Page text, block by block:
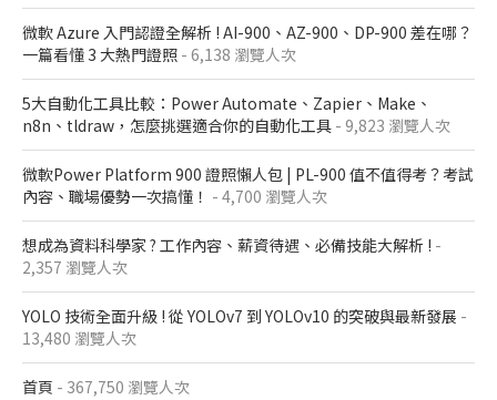
微軟 Azure 入門認證全解析​ ! AI-900、AZ-900、DP-900 差在哪？​
一篇看懂 3 大熱門證照​ - 6,138 瀏覽人次
5大自動化工具比較：Power Automate、Zapier、Make、
n8n、tldraw，怎麼挑選適合你的自動化工具 - 9,823 瀏覽人次
微軟Power Platform 900​ 證照懶人包​ | PL-900 值不值得考？考試
內容、職場優勢一次搞懂​！ - 4,700 瀏覽人次
想成為資料科學家 ? 工作內容、薪資待遇、必備技能大解析 ! -
2,357 瀏覽人次
YOLO 技術全面升級 ! 從 YOLOv7 到 YOLOv10 的突破與最新發展 -
13,480 瀏覽人次
首頁 - 367,750 瀏覽人次